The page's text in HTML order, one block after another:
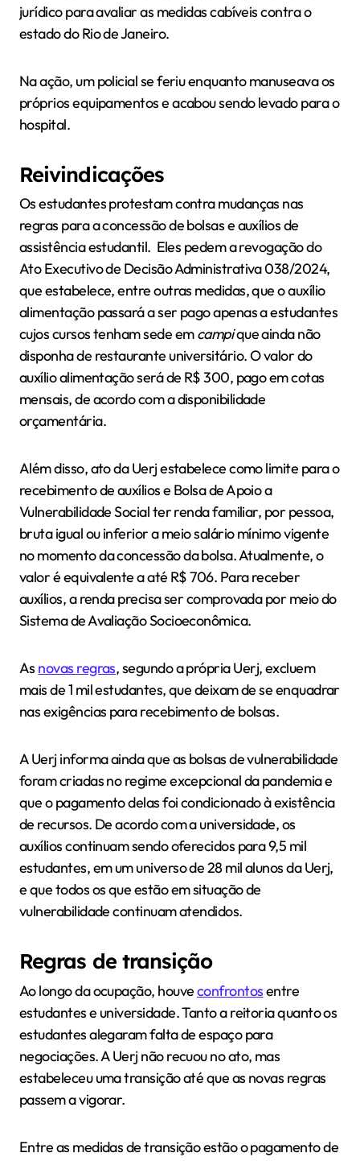
jurídico para avaliar as medidas cabíveis contra o
estado do Rio de Janeiro.
Na ação, um policial se feriu enquanto manuseava os
próprios equipamentos e acabou sendo levado para o
hospital.
Reivindicações
Os estudantes protestam contra mudanças nas
regras para a concessão de bolsas e auxílios de
assistência estudantil. Eles pedem a revogação do
Ato Executivo de Decisão Administrativa 038/2024,
que estabelece, entre outras medidas, que o auxílio
alimentação passará a ser pago apenas a estudantes
cujos cursos tenham sede emcampique ainda não
disponha de restaurante universitário. O valor do
auxílio alimentação será de R$ 300, pago em cotas
mensais, de acordo com a disponibilidade
orçamentária.
Além disso, ato da Uerj estabelece como limite para o
recebimento de auxílios e Bolsa de Apoio a
Vulnerabilidade Social ter renda familiar, por pessoa,
bruta igual ou inferior a meio salário mínimo vigente
no momento da concessão da bolsa. Atualmente, o
valor é equivalente a até R$ 706. Para receber
auxílios, a renda precisa ser comprovada por meio do
Sistema de Avaliação Socioeconômica.
As novas regras, segundo a própria Uerj, excluem
mais de 1 mil estudantes, que deixam de se enquadrar
nas exigências para recebimento de bolsas.
A Uerj informa ainda que as bolsas de vulnerabilidade
foram criadas no regime excepcional da pandemia e
que o pagamento delas foi condicionado à existência
de recursos. De acordo com a universidade, os
auxílios continuam sendo oferecidos para 9,5 mil
estudantes, em um universo de 28 mil alunos da Uerj,
e que todos os que estão em situação de
vulnerabilidade continuam atendidos.
Regras de transição
Ao longo da ocupação, houveconfrontosentre
estudantes e universidade. Tanto a reitoria quanto os
estudantes alegaram falta de espaço para
negociações. A Uerj não recuou no ato, mas
estabeleceu uma transição até que as novas regras
passem a vigorar.
Entre as medidas de transição estão o pagamento de